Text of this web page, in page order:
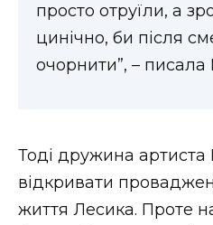
просто отруїли, а
цинічно, би після
очорнити”, –
Тоді дружина артиста
відкривати
життя Лесика. Проте